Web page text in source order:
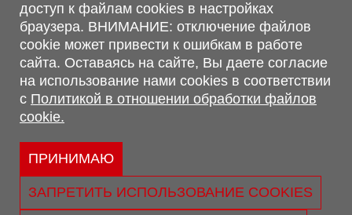
г. Брест, ул. Лейтенанта Рябцева, 108 В, 224701
Обращаем Ваше внимание, что вся предоставленная на сайте
информация, касающаяся комплектаций, технических
характеристик, цветовых сочетаний, а также стоимости и
сервисного обслуживания носит информационный характер и
не является публичной офертой, определяемой п.2 ст.407
Гражданского кодекса Республики Беларусь.
Политика обработки персональных данных
Политикой в отношении обработки файлов cookie.
доступ к файлам cookies в настройках
браузера. ВНИМАНИЕ: отключение файлов
cookie может привести к ошибкам в работе
сайта. Оставаясь на сайте, Вы даете согласие
на использование нами cookies в соответствии
с Политикой в отношении обработки файлов
cookie.
ПРИНИМАЮ
ЗАПРЕТИТЬ ИСПОЛЬЗОВАНИЕ COOKIES